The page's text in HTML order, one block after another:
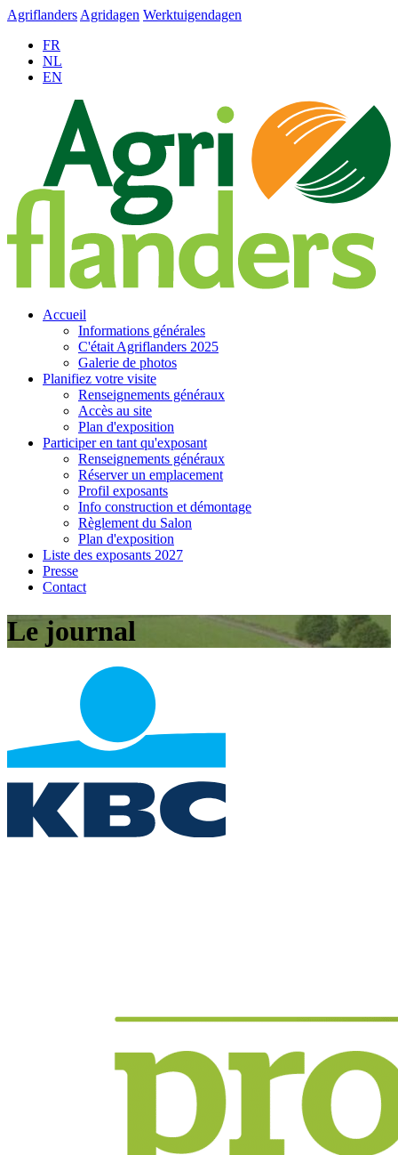
Agriflanders Agridagen Werktuigendagen
FR
NL
EN
Accueil
Informations générales
C'était Agriflanders 2025
Galerie de photos
Planifiez votre visite
Renseignements généraux
Accès au site
Plan d'exposition
Participer en tant qu'exposant
Renseignements généraux
Réserver un emplacement
Profil exposants
Info construction et démontage
Règlement du Salon
Plan d'exposition
Liste des exposants 2027
Presse
Contact
Le journal